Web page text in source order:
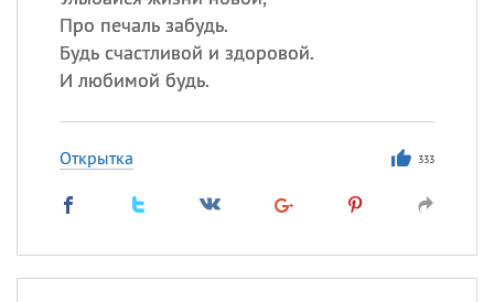
Про печаль забудь.
Будь счастливой и здоровой.
И любимой будь.
Открытка 333